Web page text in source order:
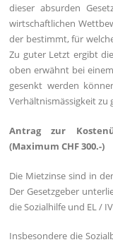
dieser absurden
wirtschaftlichen
der bestimmt, für
Zu guter Letzt ergibt
oben erwähnt bei
gesenkt werden
Verhältnismässigkeit zu
Antrag zur
(Maximum CHF 300.-)
Die Mietzinse sind in
Der Gesetzgeber
die Sozialhilfe und EL /
Insbesondere die